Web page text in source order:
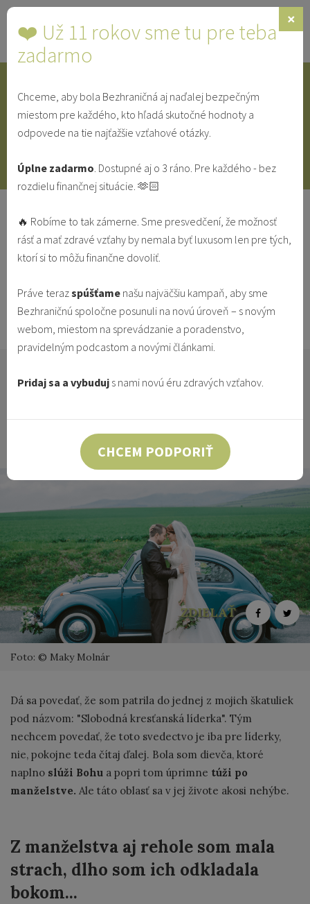
Toggle
IDENTITA SINGLE SVEDECTVÁ
Svedectvo: Keď sa počkať oplatí (aj
po tridsiatke)
POVOLANIE SINGLE SVEDECTVÁ
Redakcia
21.12.2015 Vzťahy & Identita
slobodná žena bez vzťahu. Moja práca aj súkromný
ZDIELAŤ
Foto: © Maky Molnár
Dá sa povedať, že som patrila do jednej z mojich škatuliek
pod názvom: "Slobodná kresťanská líderka". Tým
nechcem povedať, že toto svedectvo je iba pre líderky,
nie, pokojne teda čítaj ďalej. Bola som dievča, ktoré
naplno slúži Bohu a popri tom úprimne túži po
manželstve. Ale táto oblasť sa v jej živote akosi nehýbe.​
Z manželstva aj rehole som mala
strach, dlho som ich odkladala
bokom...
❤️ Už 11 rokov sme tu pre teba
zadarmo
×
Chceme, aby bola Bezhraničná aj naďalej bezpečným
miestom pre každého, kto hľadá skutočné hodnoty a
odpovede na tie najťažšie vzťahové otázky.
Úplne zadarmo. Dostupné aj o 3 ráno. Pre každého - bez
rozdielu finančnej situácie. 🫶🏻
🔥 Robíme to tak zámerne. Sme presvedčení, že možnosť
rásť a mať zdravé vzťahy by nemala byť luxusom len pre tých,
ktorí si to môžu finančne dovoliť.
Práve terazspúšťame našu najväčšiu kampaň, aby sme
Bezhraničnú spoločne posunuli na novú úroveň – s novým
webom, miestom na sprevádzanie a poradenstvo,
pravidelným podcastom a novými článkami.
Pridaj sa a vybuduj s nami novú éru zdravých vzťahov.
CHCEM PODPORIŤ